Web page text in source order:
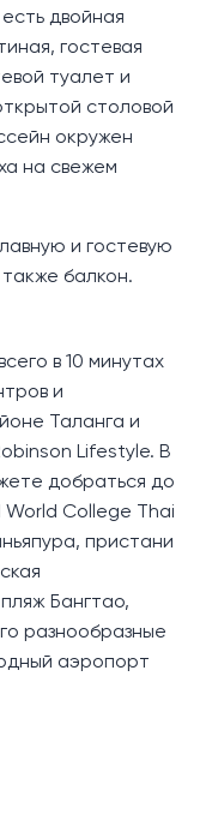
двойная
гостевая
туалет и
столовой
окружен
на свежем
и гостевую
балкон.
в 10 минутах
и
Таланга и
Lifestyle. В
добраться до
World College Thai
пристани
Бангтао,
разнообразные
аэропорт